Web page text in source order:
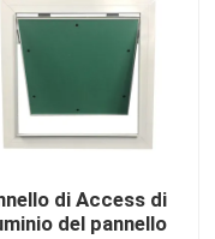
di Access di
del pannello